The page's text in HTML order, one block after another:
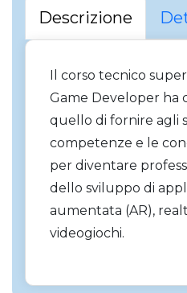
Descrizione
Il corso tecnico
Game Developer ha
quello di fornire agli
competenze e le
per diventare
dello sviluppo di
aumentata (AR),
videogiochi.